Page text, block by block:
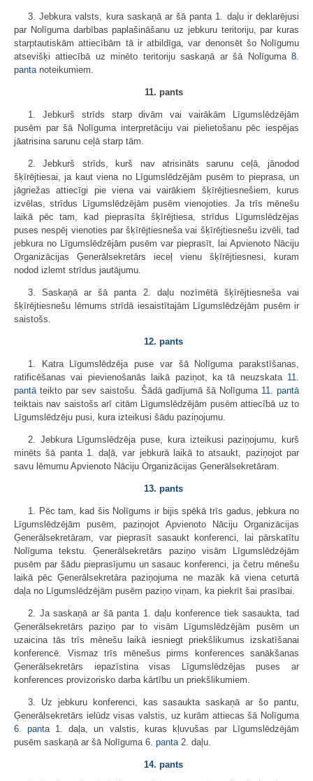
3. Jebkura valsts, kura saskaņā ar šā panta 1. daļu ir deklarējusi
par Nolīguma darbības paplašināšanu uz jebkuru teritoriju, par kuras
starptautiskām attiecībām tā ir atbildīga, var denonsēt šo Nolīgumu
atsevišķi attiecībā uz minēto teritoriju saskaņā ar šā Nolīguma 8.
pantanoteikumiem.
11. pants
1. Jebkurš strīds starp divām vai vairākām Līgumslēdzējām
pusēm par šā Nolīguma interpretāciju vai pielietošanu pēc iespējas
jāatrisina sarunu ceļā starp tām.
2. Jebkurš strīds, kurš nav atrisināts sarunu ceļā, jānodod
šķīrējtiesai, ja kaut viena no Līgumslēdzējām pusēm to pieprasa, un
jāgriežas attiecīgi pie viena vai vairākiem šķīrējtiesnešiem, kurus
izvēlas, strīdus Līgumslēdzējām pusēm vienojoties. Ja trīs mēnešu
laikā pēc tam, kad pieprasīta šķīrējtiesa, strīdus Līgumslēdzējas
puses nespēj vienoties par šķīrējtiesneša vai šķīrējtiesnešu izvēli, tad
jebkura no Līgumslēdzējām pusēm var pieprasīt, lai Apvienoto Nāciju
Organizācijas Ģenerālsekretārs ieceļ vienu šķīrējtiesnesi, kuram
nodod izlemt strīdus jautājumu.
3. Saskaņā ar šā panta 2. daļu nozīmētā šķīrējtiesneša vai
šķīrējtiesnešu lēmums strīdā iesaistītajām Līgumslēdzējām pusēm ir
saistošs.
12. pants
1. Katra Līgumslēdzēja puse var šā Nolīguma parakstīšanas,
ratificēšanas vai pievienošanās laikā paziņot, ka tā neuzskata 11.
pantāteikto par sev saistošu. Šādā gadījumā šā Nolīguma 11. pantā
teiktais nav saistošs arī citām Līgumslēdzējām pusēm attiecībā uz to
Līgumslēdzēju pusi, kura izteikusi šādu paziņojumu.
2. Jebkura Līgumslēdzēja puse, kura izteikusi paziņojumu, kurš
minēts šā panta 1. daļā, var jebkurā laikā to atsaukt, paziņojot par
savu lēmumu Apvienoto Nāciju Organizācijas Ģenerālsekretāram.
13. pants
1. Pēc tam, kad šis Nolīgums ir bijis spēkā trīs gadus, jebkura no
Līgumslēdzējām pusēm, paziņojot Apvienoto Nāciju Organizācijas
Ģenerālsekretāram, var pieprasīt sasaukt konferenci, lai pārskatītu
Nolīguma tekstu. Ģenerālsekretārs paziņo visām Līgumslēdzējām
pusēm par šādu pieprasījumu un sasauc konferenci, ja četru mēnešu
laikā pēc Ģenerālsekretāra paziņojuma ne mazāk kā viena ceturtā
daļa no Līgumslēdzējām pusēm paziņo viņam, ka piekrīt šai prasībai.
2. Ja saskaņā ar šā panta 1. daļu konference tiek sasaukta, tad
Ģenerālsekretārs paziņo par to visām Līgumslēdzējām pusēm un
uzaicina tās trīs mēnešu laikā iesniegt priekšlikumus izskatīšanai
konferencē. Vismaz trīs mēnešus pirms konferences sanākšanas
Ģenerālsekretārs iepazīstina visas Līgumslēdzējas puses ar
konferences provizorisko darba kārtību un priekšlikumiem.
3. Uz jebkuru konferenci, kas sasaukta saskaņā ar šo pantu,
Ģenerālsekretārs ielūdz visas valstis, uz kurām attiecas šā Nolīguma
6. panta1. daļa, un valstis, kuras kļuvušas par Līgumslēdzējām
pusēm saskaņā ar šā Nolīguma 6. panta2. daļu.
14. pants